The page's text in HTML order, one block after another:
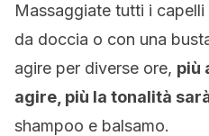
Massaggiate tutti i
da doccia o con una
agire per diverse ore, più
agire, più la tonalità
shampoo e balsamo.